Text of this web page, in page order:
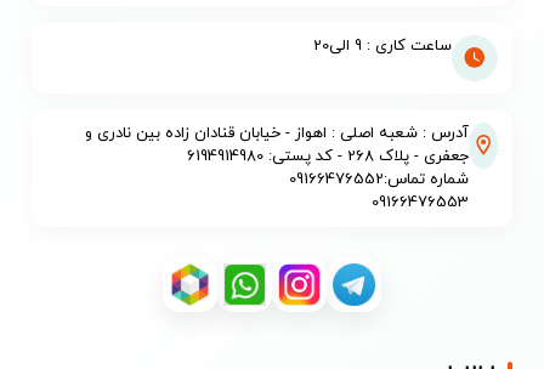
ساعت کاری : 9 الی20
آدرس : شعبه اصلی : اهواز - خیابان قنادان زاده بین نادری و
جعفری - پلاک 268 - کد پستی: 6194914980
شماره تماس:09166476552
09166476553